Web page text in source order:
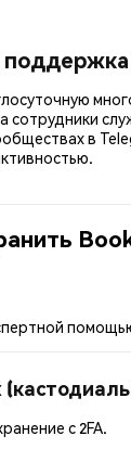
поддержка
сотрудники
в
с 2FA.